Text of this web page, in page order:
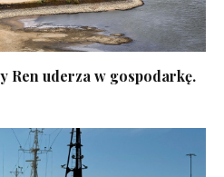
Ren uderza w gospodarkę.